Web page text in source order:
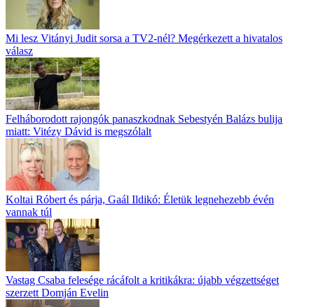
Mi lesz Vitányi Judit sorsa a TV2-nél? Megérkezett a hivatalos
válasz
Felháborodott rajongók panaszkodnak Sebestyén Balázs bulija
miatt: Vitézy Dávid is megszólalt
Koltai Róbert és párja, Gaál Ildikó: Életük legnehezebb évén
vannak túl
Vastag Csaba felesége rácáfolt a kritikákra: újabb végzettséget
szerzett Domján Evelin